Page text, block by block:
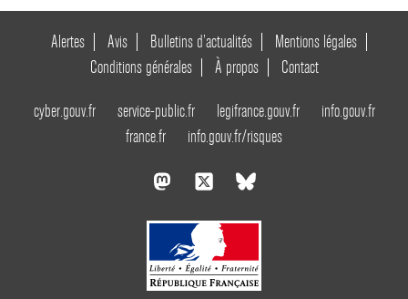
Alertes Avis Bulletins d’actualités
Mentions légales
Conditions générales
À propos Contact
cyber.gouv.fr service-public.fr legifrance.gouv.fr
info.gouv.fr
france.fr
info.gouv.fr/risques